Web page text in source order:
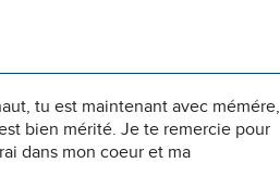
tu est maintenant avec mémére,
bien mérité. Je te remercie pour
dans mon coeur et ma